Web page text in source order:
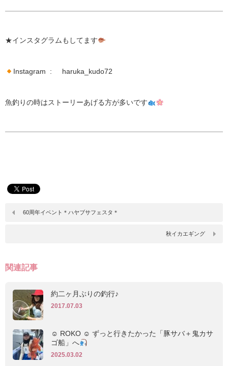
★インスタグラムもしてます
Instagram : haruka_kudo72
魚釣りの時はストーリーあげる方が多いです
60周年イベント＊ハヤブサフェスタ＊
秋イカエギング
関連記事
約二ヶ月ぶりの釣行♪
2017.07.03
☺︎ ROKO ☺︎ ずっと行きたかった「豚サバ＋鬼カサ
ゴ船」へ
2025.03.02